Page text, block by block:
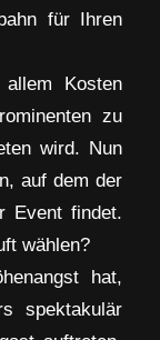
für Ihren
Kosten
zu
wird. Nun
auf dem der
Event findet.
wählen?
hat,
spektakulär